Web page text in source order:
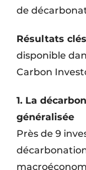
de
Résultats clés
disponible
Carbon
1. La
généralisée
Près de 9